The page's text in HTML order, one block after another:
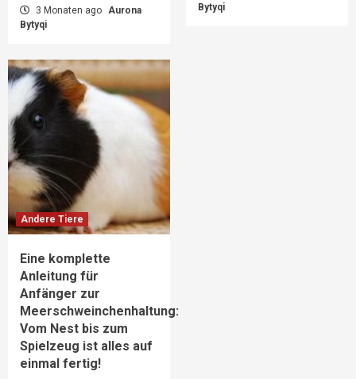
3 Monaten ago Aurona
Bytyqi
Bytyqi
Andere Tiere
Eine komplette
Anleitung für
Anfänger zur
Meerschweinchenhaltung:
Vom Nest bis zum
Spielzeug ist alles auf
einmal fertig!